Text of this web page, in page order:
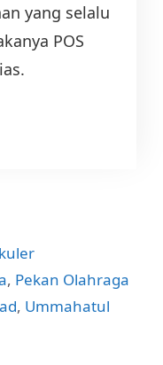
yang selalu
POS
, Pekan Olahraga
, Ummahatul